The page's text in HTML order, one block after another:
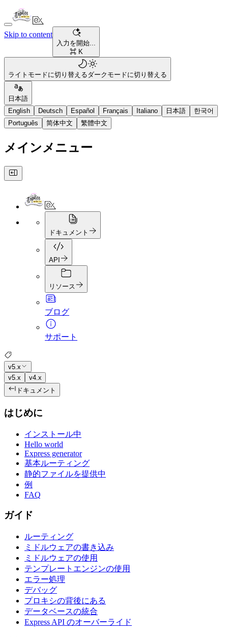
Skip to content
入力を開始...
⌘ K
ライトモードに切り替えるダークモードに切り替える
日本語
English
Deutsch Español Français Italiano 日本語
한국어
Português
简体中文 繁體中文
メインメニュー
ドキュメント
API
リソース
ブログ
サポート
v5.x
v5.x
v4.x
ドキュメント
はじめに
インストール中
Hello world
Express generator
基本ルーティング
静的ファイルを提供中
例
FAQ
ガイド
ルーティング
ミドルウェアの書き込み
ミドルウェアの使用
テンプレートエンジンの使用
エラー処理
デバッグ
プロキシの背後にある
データベースの統合
Express API のオーバーライド